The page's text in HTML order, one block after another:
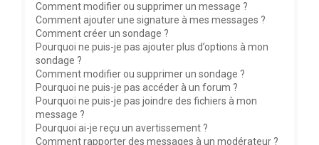
Comment modifier ou supprimer un message ?
Comment ajouter une signature à mes messages ?
Comment créer un sondage ?
Pourquoi ne puis-je pas ajouter plus d’options à mon
sondage ?
Comment modifier ou supprimer un sondage ?
Pourquoi ne puis-je pas accéder à un forum ?
Pourquoi ne puis-je pas joindre des fichiers à mon
message ?
Pourquoi ai-je reçu un avertissement ?
Comment rapporter des messages à un modérateur ?